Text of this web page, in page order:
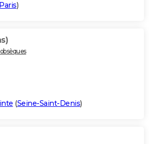
)
(Seine-Saint-Denis)